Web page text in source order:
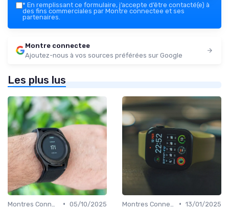
* En remplissant ce formulaire, j’accepte d’être contacté(e) à
des fins commerciales par Montre connectee et ses
partenaires.
Montre connectee
Ajoutez-nous à vos sources préférées sur Google
Les plus lus
• 05/10/2025
• 13/01/2025